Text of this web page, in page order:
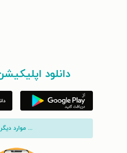
دانلود
... موارد دیگر